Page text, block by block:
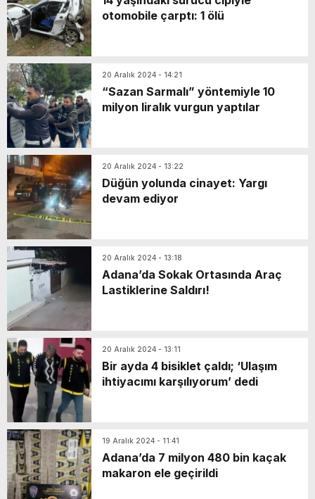
otomobile çarptı: 1 ölü
20 Aralık 2024 - 14:21
“Sazan Sarmalı” yöntemiyle 10
milyon liralık vurgun yaptılar
20 Aralık 2024 - 13:22
Düğün yolunda cinayet: Yargı
devam ediyor
20 Aralık 2024 - 13:18
Adana’da Sokak Ortasında Araç
Lastiklerine Saldırı!
20 Aralık 2024 - 13:11
Bir ayda 4 bisiklet çaldı; ‘Ulaşım
ihtiyacımı karşılıyorum’ dedi
19 Aralık 2024 - 11:41
Adana’da 7 milyon 480 bin kaçak
makaron ele geçirildi